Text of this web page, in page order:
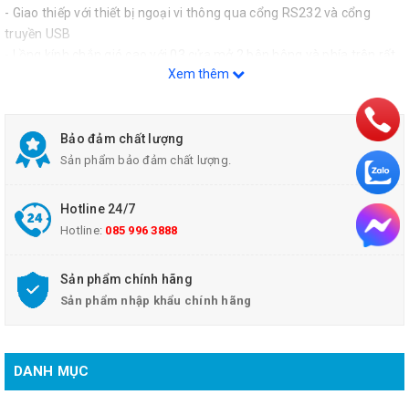
- Giao thiếp với thiết bị ngoại vi thông qua cổng RS232 và cổng
truyền USB
tiện dụng, kính chống từ tính
- Chân cân có thể xoay được dùng cân bằng khi cân không thăng
- Thời gian ổn định: 1 giây
- Đơn vị Cân: Carat; Custom; Grain; Gram; Hong Kong Tael;
Kilogram; Mesghal; Milligram; Momme; Newton; Ounce; Ounce
Troy; Pennyweight; Pound; Singapore Tael; Taiwan Tael; Tical; Tola
- Kích thước: 98 mm x 321 mm x 209 mm
+ Cân kỹ thuật model PX4202
+ Lồng kính chắn gió, mặt đĩa cân, AC adapter 12VDC 0.5A
Xem thêm
Bảo đảm chất lượng
Sản phẩm bảo đảm chất lượng.
Hotline 24/7
Hotline: 085 996 3888
Sản phẩm chính hãng
Sản phẩm nhập khẩu chính hãng
DANH MỤC